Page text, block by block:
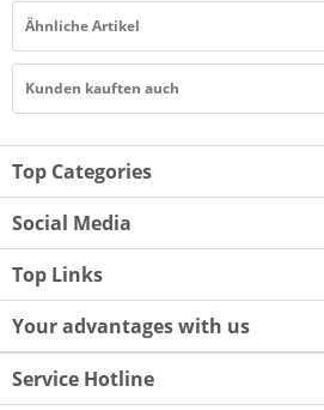
Ähnliche Artikel
Kunden kauften auch
Top Categories
Social Media
Top Links
Your advantages with us
Service Hotline